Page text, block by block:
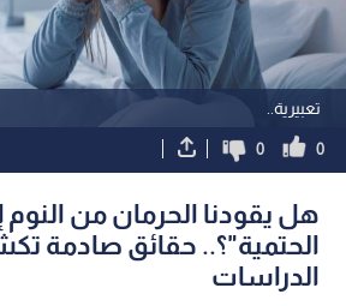
تعبيرية..
0
0
هل يقودنا الحرمان من النوم
الحتمية"؟.. حقائق صادمة
الدراسات